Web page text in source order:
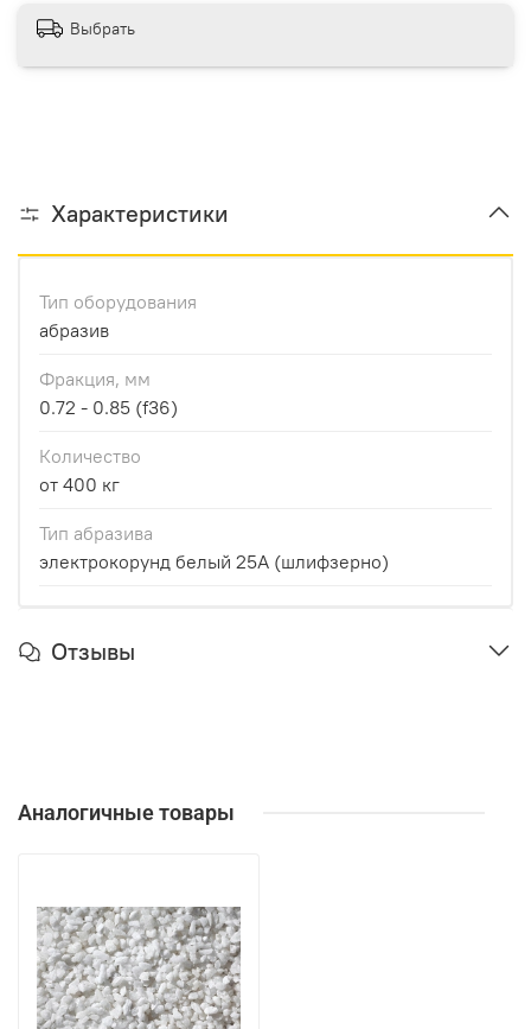
Выбрать
Характеристики
Тип оборудования
абразив
Фракция, мм
0.72 - 0.85 (f36)
Количество
от 400 кг
Тип абразива
электрокорунд белый 25А (шлифзерно)
Отзывы
Аналогичные товары